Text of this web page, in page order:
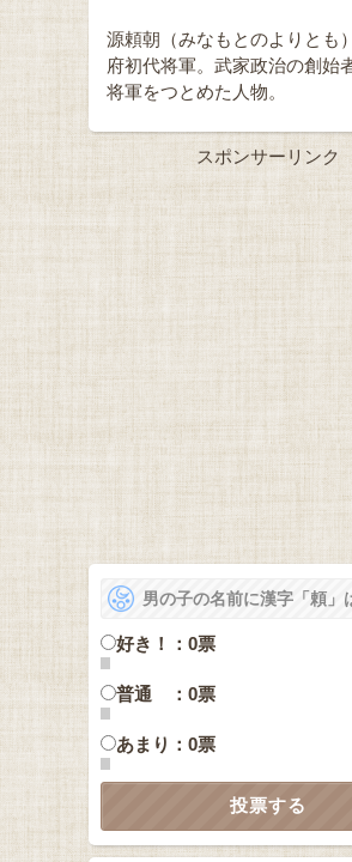
源頼朝（みなもとのよりとも
府初代将軍。武家政治の創始
将軍をつとめた人物。
スポンサーリンク
男の子の名前に漢字「頼」
好き！：0票
普通 ：0票
あまり：0票